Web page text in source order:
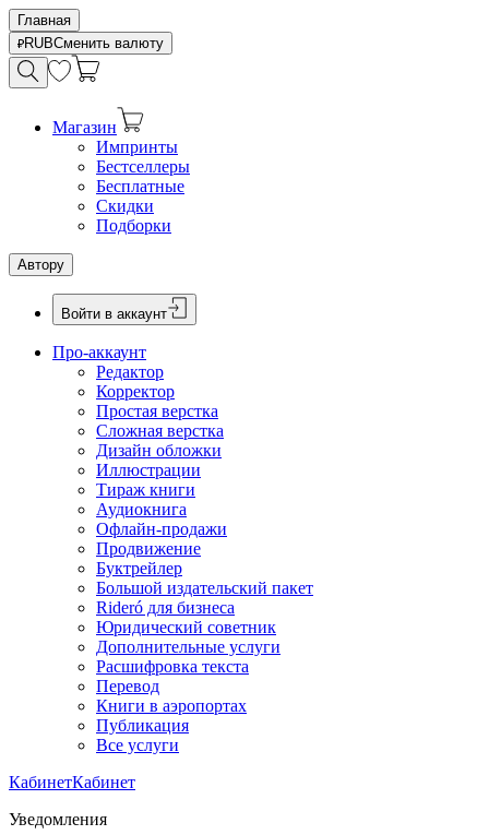
Главная
RUBСменить валюту
Магазин
Импринты
Бестселлеры
Бесплатные
Скидки
Подборки
Автору
Войти в аккаунт
Про-аккаунт
Редактор
Корректор
Простая верстка
Сложная верстка
Дизайн обложки
Иллюстрации
Тираж книги
Аудиокнига
Офлайн-продажи
Продвижение
Буктрейлер
Большой издательский пакет
Rideró для бизнеса
Юридический советник
Дополнительные услуги
Расшифровка текста
Перевод
Книги в аэропортах
Публикация
Все услуги
КабинетКабинет
Уведомления